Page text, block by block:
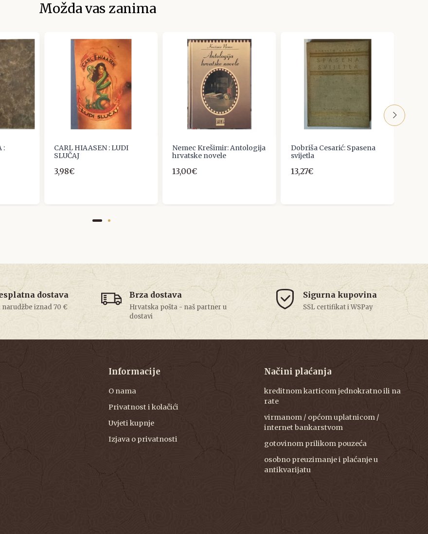
Možda vas zanima
:
CARL HIAASEN : LUDI
SLUČAJ
3,98€
Nemec Krešimir: Antologija
hrvatske novele
13,00€
Dobriša Cesarić: Spasena
svijetla
13,27€
dostava
narudžbe iznad 70 €
Brza dostava
Hrvatska pošta - naš partner u
dostavi
Sigurna kupovina
SSL certifikat i WSPay
Informacije
O nama
Privatnost i kolačići
Uvjeti kupnje
Izjava o privatnosti
Načini plaćanja
kreditnom karticom jednokratno ili na
rate
virmanom / općom uplatnicom /
internet bankarstvom
gotovinom prilikom pouzeća
osobno preuzimanje i plaćanje u
antikvarijatu